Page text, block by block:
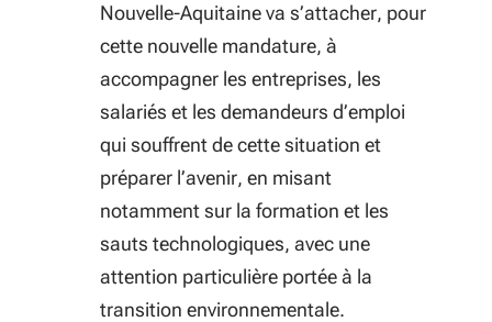
Nouvelle-Aquitaine va s’attacher, pour
cette nouvelle mandature, à
accompagner les entreprises, les
salariés et les demandeurs d’emploi
qui souffrent de cette situation et
préparer l’avenir, en misant
notamment sur la formation et les
sauts technologiques, avec une
attention particulière portée à la
transition environnementale.